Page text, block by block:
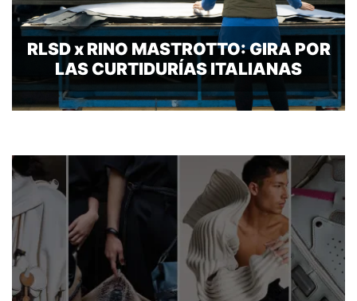
RLSD x RINO MASTROTTO: GIRA POR
LAS CURTIDURÍAS ITALIANAS